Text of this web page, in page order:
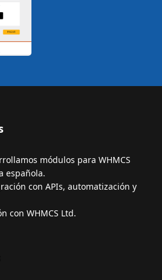
módulos para WHMCS
española.
con APIs, automatización y
con WHMCS Ltd.